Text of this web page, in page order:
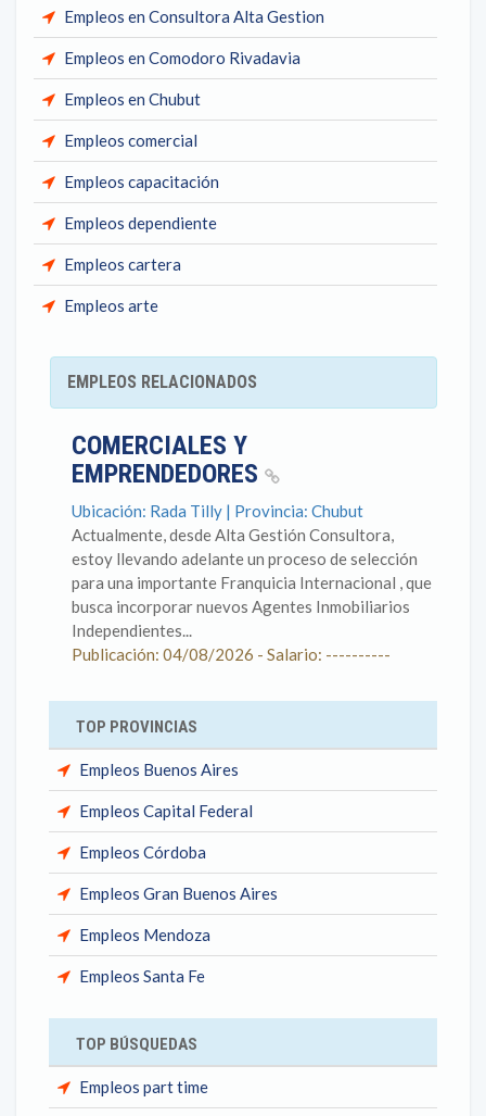
Empleos en Consultora Alta Gestion
Empleos en Comodoro Rivadavia
Empleos en Chubut
Empleos comercial
Empleos capacitación
Empleos dependiente
Empleos cartera
Empleos arte
EMPLEOS RELACIONADOS
COMERCIALES Y
EMPRENDEDORES
Ubicación: Rada Tilly | Provincia: Chubut
Actualmente, desde Alta Gestión Consultora,
estoy llevando adelante un proceso de selección
para una importante Franquicia Internacional , que
busca incorporar nuevos Agentes Inmobiliarios
Independientes...
Publicación: 04/08/2026 - Salario: ----------
TOP PROVINCIAS
Empleos Buenos Aires
Empleos Capital Federal
Empleos Córdoba
Empleos Gran Buenos Aires
Empleos Mendoza
Empleos Santa Fe
TOP BÚSQUEDAS
Empleos part time